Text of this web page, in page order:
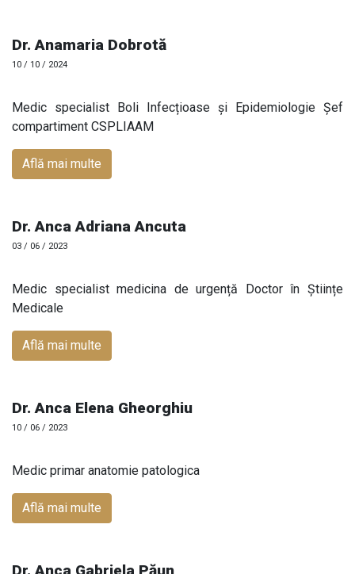
Dr. Anamaria Dobrotă
10 / 10 / 2024
Medic specialist Boli Infecțioase și Epidemiologie Șef
compartiment CSPLIAAM
Află mai multe
Dr. Anca Adriana Ancuta
03 / 06 / 2023
Medic specialist medicina de urgență Doctor în Științe
Medicale
Află mai multe
Dr. Anca Elena Gheorghiu
10 / 06 / 2023
Medic primar anatomie patologica
Află mai multe
Dr. Anca Gabriela Păun